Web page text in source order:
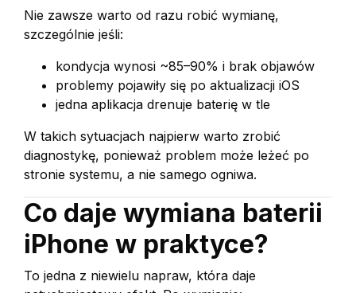
Nie zawsze warto od razu robić wymianę,
szczególnie jeśli:
kondycja wynosi ~85–90% i brak objawów
problemy pojawiły się po aktualizacji iOS
jedna aplikacja drenuje baterię w tle
W takich sytuacjach najpierw warto zrobić
diagnostykę, ponieważ problem może leżeć po
stronie systemu, a nie samego ogniwa.
Co daje wymiana baterii
iPhone w praktyce?
To jedna z niewielu napraw, która daje